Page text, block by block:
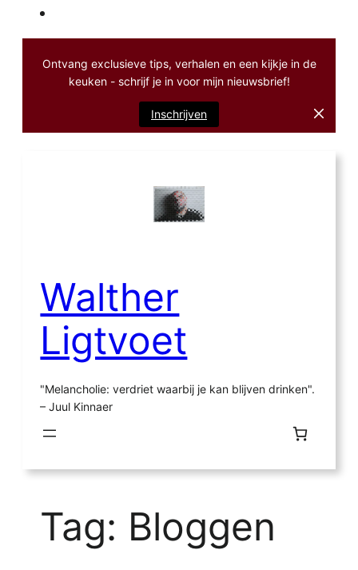
Ontvang exclusieve tips, verhalen en een kijkje in de
keuken - schrijf je in voor mijn nieuwsbrief!
Inschrijven
Walther
Ligtvoet
"Melancholie: verdriet waarbij je kan blijven drinken".
– Juul Kinnaer
Tag: Bloggen